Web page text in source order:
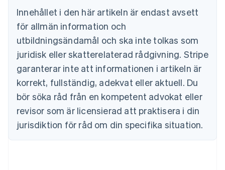
Innehållet i den här artikeln är endast avsett
för allmän information och
utbildningsändamål och ska inte tolkas som
juridisk eller skatterelaterad rådgivning. Stripe
garanterar inte att informationen i artikeln är
korrekt, fullständig, adekvat eller aktuell. Du
bör söka råd från en kompetent advokat eller
revisor som är licensierad att praktisera i din
jurisdiktion för råd om din specifika situation.
Nederlands Français Deutsch English
Brasilien
Português English
Bulgarien
English
English
Danmark
English
Estland
English
Fastlandskina
Finland